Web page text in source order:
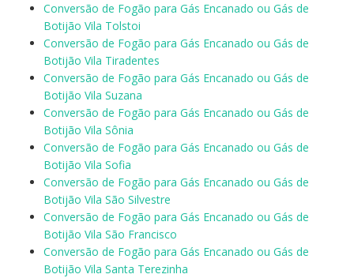
Conversão de Fogão para Gás Encanado ou Gás de
Botijão Vila Tolstoi
Conversão de Fogão para Gás Encanado ou Gás de
Botijão Vila Tiradentes
Conversão de Fogão para Gás Encanado ou Gás de
Botijão Vila Suzana
Conversão de Fogão para Gás Encanado ou Gás de
Botijão Vila Sônia
Conversão de Fogão para Gás Encanado ou Gás de
Botijão Vila Sofia
Conversão de Fogão para Gás Encanado ou Gás de
Botijão Vila São Silvestre
Conversão de Fogão para Gás Encanado ou Gás de
Botijão Vila São Francisco
Conversão de Fogão para Gás Encanado ou Gás de
Botijão Vila Santa Terezinha